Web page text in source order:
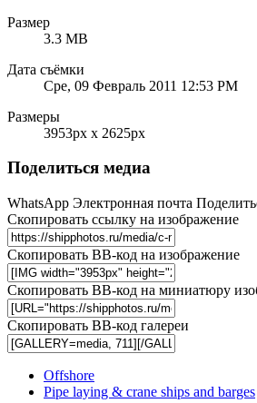
Размер
3.3 MB
Дата съёмки
Сре, 09 Февраль 2011 12:53 PM
Размеры
3953px x 2625px
Поделиться медиа
WhatsApp Электронная почта
Скопировать ссылку на изображение
Скопировать BB-код на изображение
Скопировать BB-код на миниатюру
Скопировать BB-код галереи
Offshore
Pipe laying & crane ships and barges